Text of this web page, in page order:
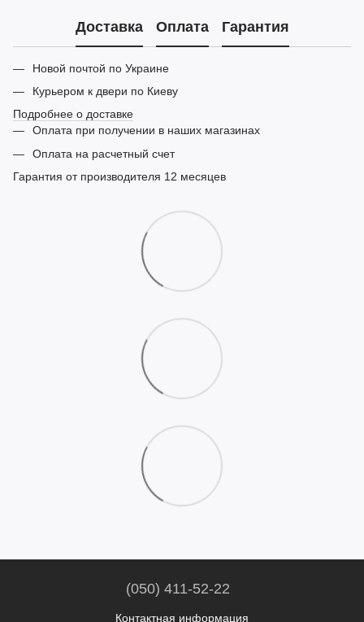
Доставка Оплата Гарантия
Новой почтой по Украине
Курьером к двери по Киеву
Подробнее о доставке
Оплата при получении в наших магазинах
Оплата на расчетный счет
Гарантия от производителя 12 месяцев
(050) 411-52-22
Контактная информация